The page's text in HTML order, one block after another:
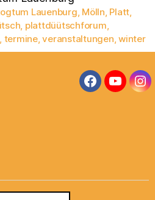
Lauenburg Mölln Platt
plattdüütschforum
termine,veranstaltungen ,winter
Facebook